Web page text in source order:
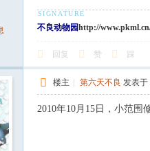
不良动物园http://
回复 赞 踩
楼主 第六天不良 发表于
2010年10月15日，小范